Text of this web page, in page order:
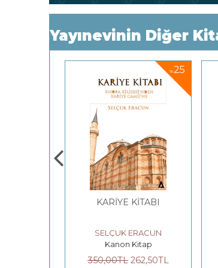
Yayınevinin Diğer
%25
KARİYE KİTABI
SELÇUK ERACUN
Kanon Kitap
350,00TL 262,50TL